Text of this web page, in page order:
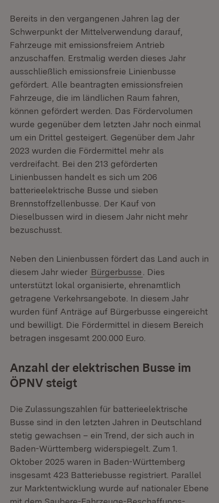
Bereits in den vergangenen Jahren lag der
Schwerpunkt der Mittelverwendung darauf,
Fahrzeuge mit emissionsfreiem Antrieb
anzuschaffen. Erstmalig werden dieses Jahr
ausschließlich emissionsfreie Linienbusse
gefördert. Alle beantragten emissionsfreien
Fahrzeuge, die im ländlichen Raum fahren,
können gefördert werden. Das Fördervolumen
wurde gegenüber dem letzten Jahr noch einmal
um ein Drittel gesteigert. Gegenüber dem Jahr
2023 wurden die Fördermittel mehr als
verdreifacht. Bei den 213 geförderten
Linienbussen handelt es sich um 206
batterieelektrische Busse und sieben
Brennstoffzellenbusse. Der Kauf von
Dieselbussen wird in diesem Jahr nicht mehr
bezuschusst.
Neben den Linienbussen fördert das Land auch in
diesem Jahr wieder Bürgerbusse
. Dies
unterstützt lokal organisierte, ehrenamtlich
getragene Verkehrsangebote. In diesem Jahr
wurden fünf Anträge auf Bürgerbusse eingereicht
und bewilligt. Die Fördermittel in diesem Bereich
betragen insgesamt 200.000 Euro.
Anzahl der elektrischen Busse im
ÖPNV steigt
Die Zulassungszahlen für batterieelektrische
Busse sind in den letzten Jahren in Deutschland
stetig gewachsen – ein Trend, der sich auch in
Baden-Württemberg widerspiegelt. Zum 1.
Oktober 2025 waren in Baden-Württemberg
insgesamt 423 Batteriebusse registriert. Parallel
zur Marktentwicklung wurde auf nationaler Ebene